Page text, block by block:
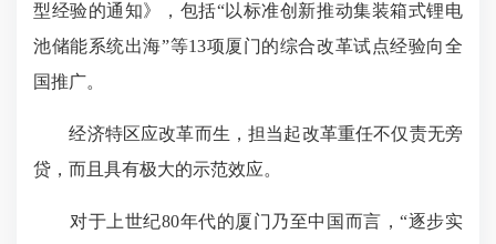
型经验的通知》，包括“以标准创新推动集装箱式锂电
池储能系统出海”等13项厦门的综合改革试点经验向全
国推广。
经济特区应改革而生，担当起改革重任不仅责无旁
贷，而且具有极大的示范效应。
对于上世纪80年代的厦门乃至中国而言，“逐步实